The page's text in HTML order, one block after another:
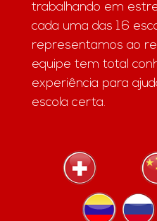
trabalhando em
cada uma das 16
representamos ao
equipe tem total
experiência para
escola certa.